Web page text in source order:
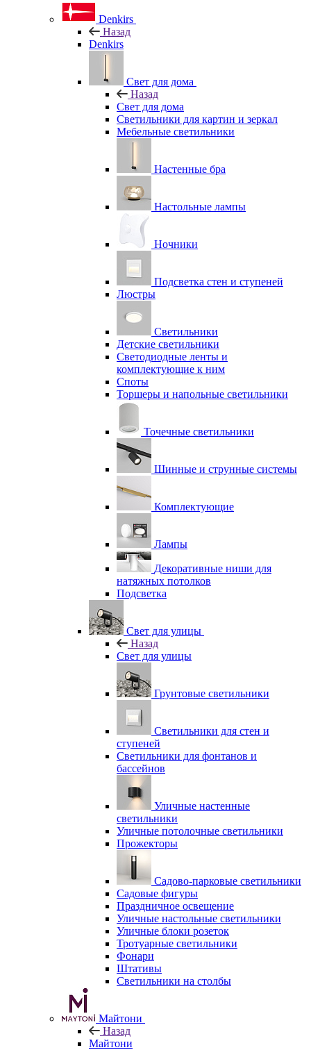
Denkirs
Назад
Denkirs
Свет для дома
Назад
Свет для дома
Светильники для картин и зеркал
Мебельные светильники
Настенные бра
Настольные лампы
Ночники
Подсветка стен и ступеней
Люстры
Светильники
Детские светильники
Светодиодные ленты и
комплектующие к ним
Споты
Торшеры и напольные светильники
Точечные светильники
Шинные и струнные системы
Комплектующие
Лампы
Декоративные ниши для
натяжных потолков
Подсветка
Свет для улицы
Назад
Свет для улицы
Грунтовые светильники
Светильники для стен и
ступеней
Светильники для фонтанов и
бассейнов
Уличные настенные
светильники
Уличные потолочные светильники
Прожекторы
Садово-парковые светильники
Садовые фигуры
Праздничное освещение
Уличные настольные светильники
Уличные блоки розеток
Тротуарные светильники
Фонари
Штативы
Светильники на столбы
Майтони
Назад
Майтони